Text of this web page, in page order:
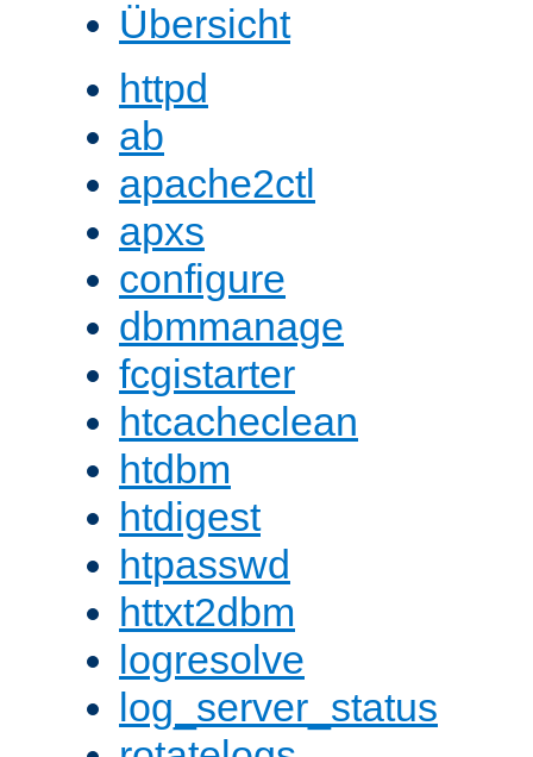
Übersicht
httpd
ab
apache2ctl
apxs
configure
dbmmanage
fcgistarter
htcacheclean
htdbm
htdigest
htpasswd
httxt2dbm
logresolve
log_server_status